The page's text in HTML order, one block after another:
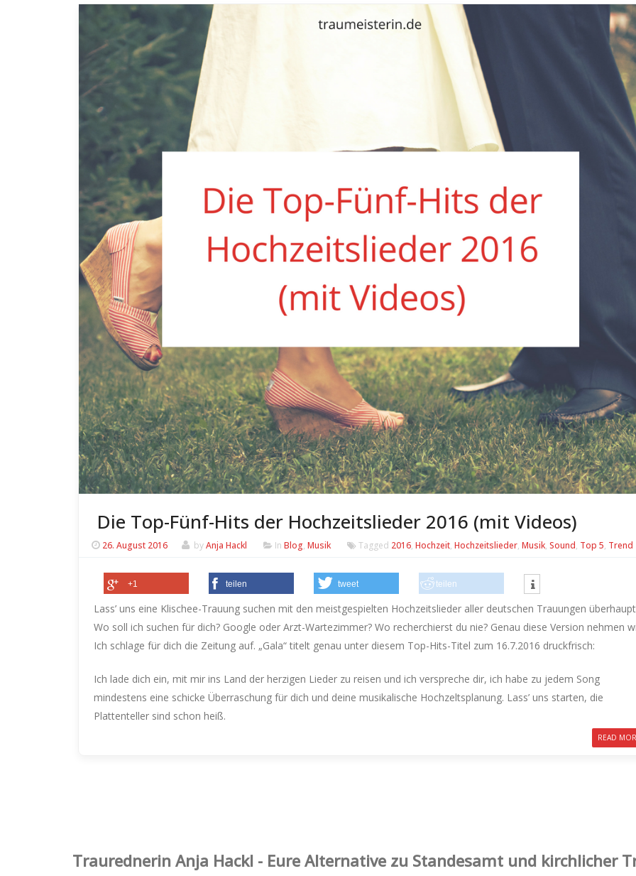
Die Top-Fünf-Hits der Hochzeitslieder 2016 (mit Videos)
26. August 2016 byAnja Hackl In Blog, Musik Tagged 2016, Hochzeit, Hochzeitslieder, Musik, Sound, Top 5, Trend
+1 teilen tweet teilen
Lass’ uns eine Klischee-Trauung suchen mit den meistgespielten Hochzeitslieder aller deutschen Trauungen
Wo soll ich suchen für dich? Google oder Arzt-Wartezimmer? Wo recherchierst du nie? Genau diese Version nehmen
Ich schlage für dich die Zeitung auf. „Gala“ titelt genau unter diesem Top-Hits-Titel zum 16.7.2016 druckfrisch:
Ich lade dich ein, mit mir ins Land der herzigen Lieder zu reisen und ich verspreche dir, ich habe zu jedem Song
mindestens eine schicke Überraschung für dich und deine musikalische Hochzeltsplanung. Lass’ uns starten, die
Plattenteller sind schon heiß.
READ
Trauredner‌in Anja Hackl - Eure Alternative zu Standesamt und kirchlicher